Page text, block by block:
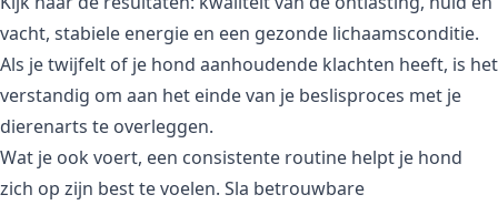
vacht, stabiele energie en een gezonde lichaamsconditie.
Als je twijfelt of je hond aanhoudende klachten heeft, is het
verstandig om aan het einde van je beslisproces met je
dierenarts te overleggen.
Wat je ook voert, een consistente routine helpt je hond
zich op zijn best te voelen. Sla betrouwbare